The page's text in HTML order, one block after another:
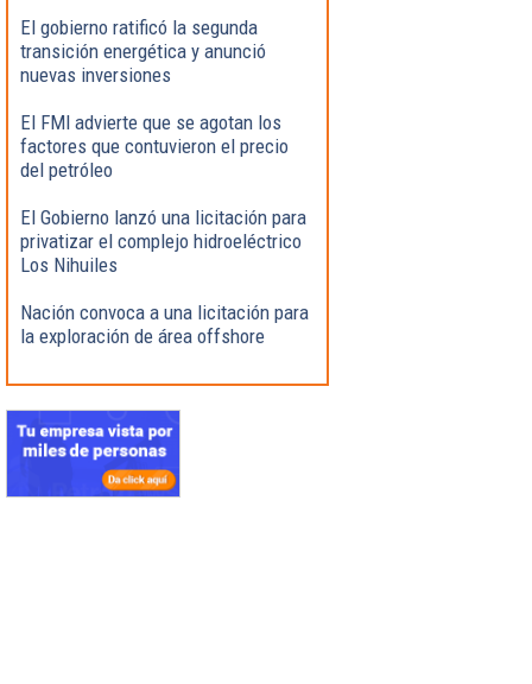
El gobierno ratificó la segunda
transición energética y anunció
nuevas inversiones
El FMI advierte que se agotan los
factores que contuvieron el precio
del petróleo
El Gobierno lanzó una licitación para
privatizar el complejo hidroeléctrico
Los Nihuiles
Nación convoca a una licitación para
la exploración de área offshore